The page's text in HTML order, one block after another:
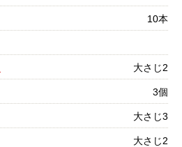
10本
大さじ2
3個
大さじ3
大さじ2